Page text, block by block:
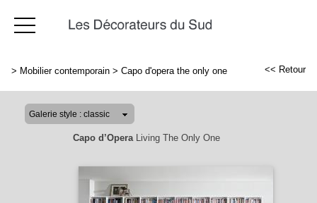
> Mobilier contemporain > Capo d'opera the only one << Retour
Capo d’OperaLiving The Only One